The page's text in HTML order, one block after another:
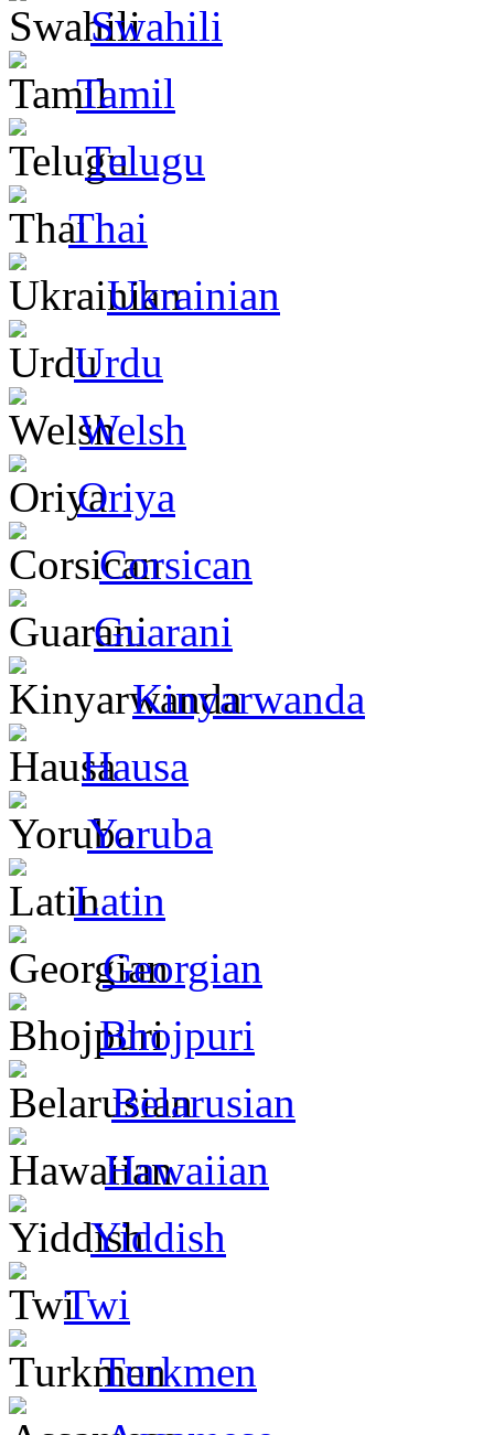
Swahili
Tamil
Telugu
Thai
Ukrainian
Urdu
Welsh
Oriya
Corsican
Guarani
Kinyarwanda
Hausa
Yoruba
Latin
Georgian
Bhojpuri
Belarusian
Hawaiian
Yiddish
Twi
Turkmen